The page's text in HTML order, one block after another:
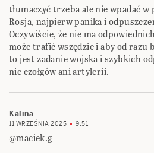
tłumaczyć trzeba ale nie wpadać w
Rosja, najpierw panika i
Oczywiście, że nie ma
może trafić wszędzie i aby od razu
to jest zadanie wojska i szybkich
nie czołgów ani artylerii.
Kalina
11 WRZEŚNIA 2025 9:51
@maciek.g